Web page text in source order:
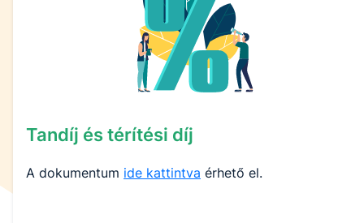
Tandíj és térítési díj
A dokumentum ide kattintva érhető el.